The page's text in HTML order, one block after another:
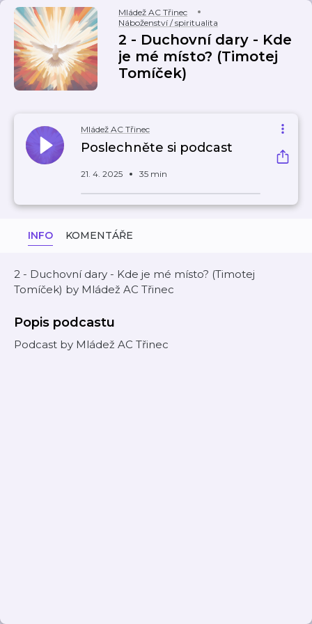
Mládež AC Třinec
Náboženství / spiritualita
2 - Duchovní dary - Kde
je mé místo? (Timotej
Tomíček)
Mládež AC Třinec
Poslechněte si podcast
21. 4. 2025 35 min
INFO KOMENTÁŘE
2 - Duchovní dary - Kde je mé místo? (Timotej
Tomíček) by Mládež AC Třinec
Popis podcastu
Podcast by Mládež AC Třinec